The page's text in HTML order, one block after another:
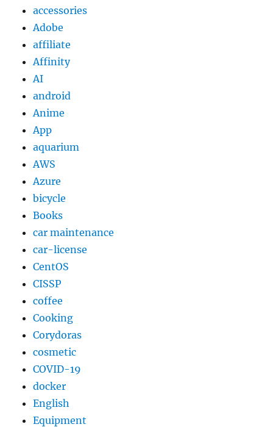
accessories
Adobe
affiliate
Affinity
AI
android
Anime
App
aquarium
AWS
Azure
bicycle
Books
car maintenance
car-license
CentOS
CISSP
coffee
Cooking
Corydoras
cosmetic
COVID-19
docker
English
Equipment